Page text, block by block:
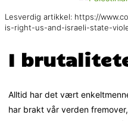
Lesverdig artikkel: https://
is-right-us-and-israeli-state-
I
Alltid har det vært
har brakt vår verden